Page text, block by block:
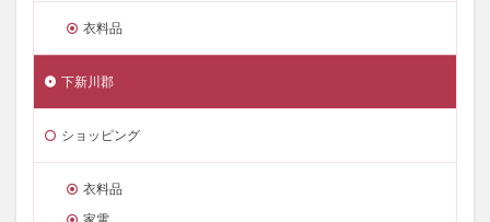
衣料品
下新川郡
ショッピング
衣料品